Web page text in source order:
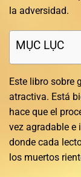
la adversidad.
MỤC LỤC
Este libro sobre
atractiva. Está
hace que el
vez agradable
donde cada
los muertos